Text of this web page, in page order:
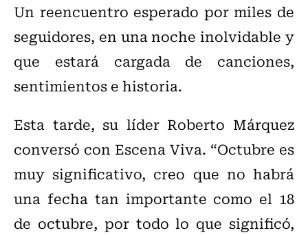
Un reencuentro esperado por miles de
seguidores, en una noche inolvidable y
que estará cargada de canciones,
sentimientos e historia.
Esta tarde, su líder Roberto Márquez
conversó con Escena Viva. “Octubre es
muy significativo, creo que no habrá
una fecha tan importante como el 18
de octubre, por todo lo que significó,